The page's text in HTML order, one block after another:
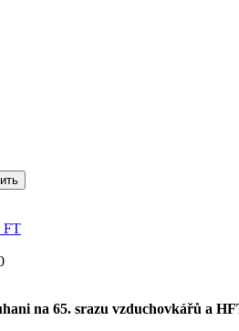
FT
na 65. srazu vzduchovkářů a